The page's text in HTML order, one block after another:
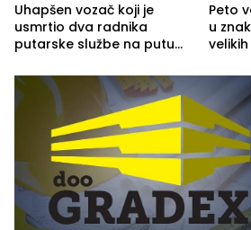
Uhapšen vozač koji je
usmrtio dva radnika
putarske službe na putu
(FOTO)
Peto
u